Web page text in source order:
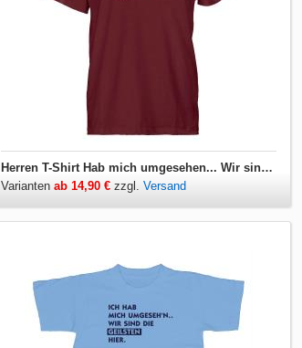
Herren T-Shirt Hab mich umgesehen... Wir sind die Geilsten hier
Varianten ab 14,90 €zzgl. Versand